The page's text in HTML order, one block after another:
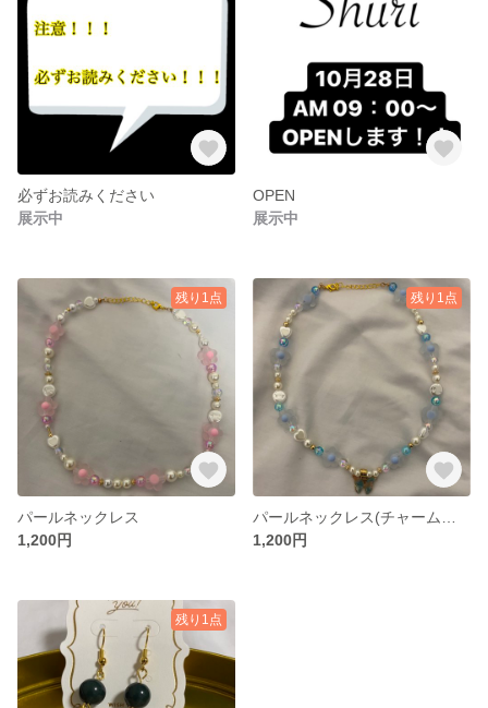
必ずお読みください
展示中
OPEN
展示中
残り1点
パールネックレス
1,200円
残り1点
1,200円
残り1点